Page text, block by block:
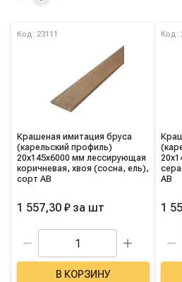
Список товаров
Код: 23111
Крашеная имитация бруса
(карельский профиль)
20х145х6000 мм лессирующая
коричневая, хвоя (сосна, ель),
сорт АВ
1 557,30 ₽ за шт
В КОРЗИНУ
Код:
АВ
1